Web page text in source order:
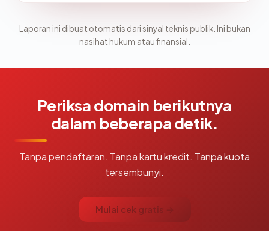
Laporan ini dibuat otomatis dari sinyal teknis publik. Ini bukan
nasihat hukum atau finansial.
Periksa domain berikutnya
dalam beberapa detik.
Tanpa pendaftaran. Tanpa kartu kredit. Tanpa kuota
tersembunyi.
Mulai cek gratis →